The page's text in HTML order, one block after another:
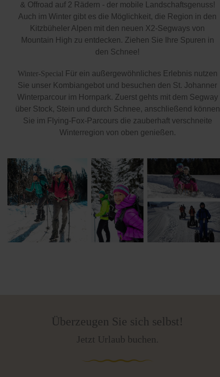
& Offroad auf 2 Rädern - der mobile Landschaftsgenuss!
Auch im Winter gibt es die Möglichkeit, die Region in den
Kitzbüheler Alpen mit den neuen X2-Segways von
Mountain High zu entdecken. Ziehen Sie Ihre Spuren in
den Schnee!
Winter-Special Für ein außergewöhnliches Erlebnis nutzen
Sie unser Kombiangebot und besuchen den St. Johanner
Winterparcour im Hornpark. Zuerst gehts mit dem Segway
über Stock, Stein und durch Schnee, anschließend können
Sie im Flying-Fox-Parcours die zauberhaft verschneite
Winterregion von oben genießen.
Überzeugen Sie sich selbst!
Jetzt Urlaub buchen.